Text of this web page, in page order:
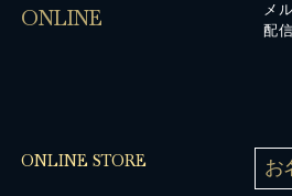
ONLINE
メ
配
ONLINE STORE